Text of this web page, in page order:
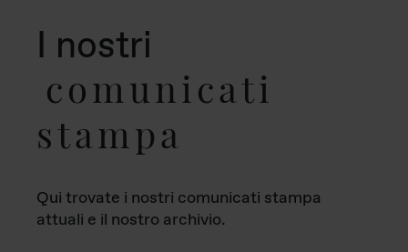
I nostri
comunicati
stampa
Qui trovate i nostri comunicati stampa
attuali e il nostro archivio.